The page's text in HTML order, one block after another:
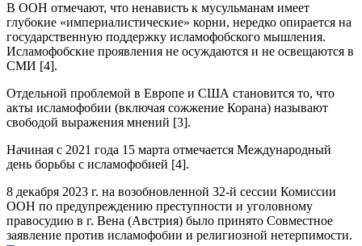
В ООН отмечают, что ненависть к мусульманам имеет
глубокие «империалистические» корни, нередко опирается на
государственную поддержку исламофобского мышления.
Исламофобские проявления не осуждаются и не освещаются в
СМИ [4].
Отдельной проблемой в Европе и США становится то, что
акты исламофобии (включая сожжение Корана) называют
свободой выражения мнений [3].
Начиная с 2021 года 15 марта отмечается Международный
день борьбы с исламофобией [4].
8 декабря 2023 г. на возобновленной 32-й сессии Комиссии
ООН по предупреждению преступности и уголовному
правосудию в г. Вена (Австрия) было принято Совместное
заявление против исламофобии и религиозной нетерпимости.